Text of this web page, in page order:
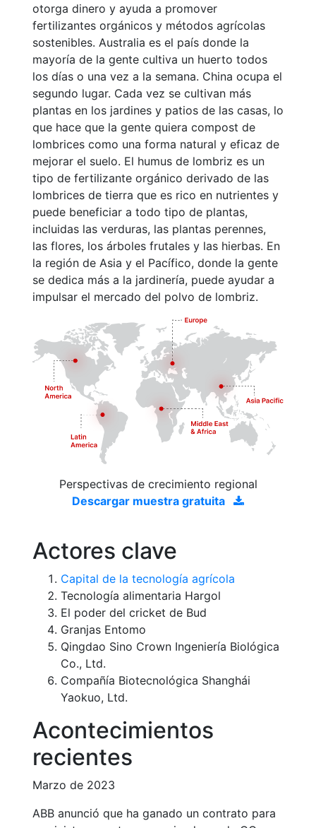
otorga dinero y ayuda a promover
fertilizantes orgánicos y métodos agrícolas
sostenibles. Australia es el país donde la
mayoría de la gente cultiva un huerto todos
los días o una vez a la semana. China ocupa el
segundo lugar. Cada vez se cultivan más
plantas en los jardines y patios de las casas, lo
que hace que la gente quiera compost de
lombrices como una forma natural y eficaz de
mejorar el suelo. El humus de lombriz es un
tipo de fertilizante orgánico derivado de las
lombrices de tierra que es rico en nutrientes y
puede beneficiar a todo tipo de plantas,
incluidas las verduras, las plantas perennes,
las flores, los árboles frutales y las hierbas. En
la región de Asia y el Pacífico, donde la gente
se dedica más a la jardinería, puede ayudar a
impulsar el mercado del polvo de lombriz.
Perspectivas de crecimiento regional
Descargar muestra gratuita
Actores clave
Capital de la tecnología agrícola
Tecnología alimentaria Hargol
El poder del cricket de Bud
Granjas Entomo
Qingdao Sino Crown Ingeniería Biológica
Co., Ltd.
Compañía Biotecnológica Shanghái
Yaokuo, Ltd.
Acontecimientos
recientes
Marzo de 2023
ABB anunció que ha ganado un contrato para